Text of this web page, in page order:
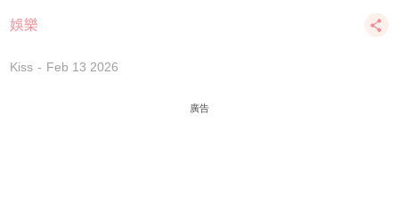
娛樂
Kiss Feb 13 2026
廣告